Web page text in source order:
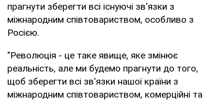
прагнути зберегти всі існуючі зв'язки з
міжнародним співтовариством, особливо з
Росією.
"Революція - це таке явище, яке змінює
реальність, але ми будемо прагнути до того,
щоб зберегти всі зв'язки нашої країни з
міжнародним співтовариством, комерційні та